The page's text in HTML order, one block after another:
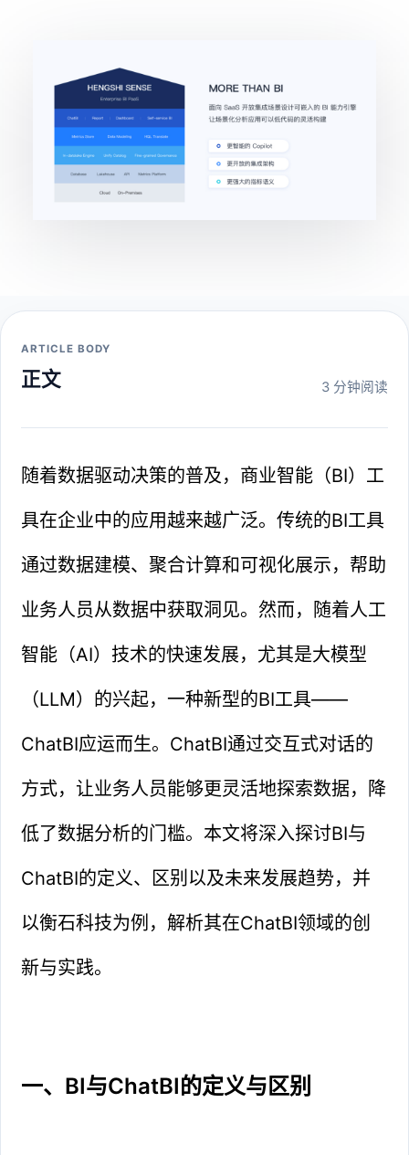
ARTICLE BODY
正文 3 分钟阅读
随着数据驱动决策的普及，商业智能（BI）工
具在企业中的应用越来越广泛。传统的BI工具
通过数据建模、聚合计算和可视化展示，帮助
业务人员从数据中获取洞见。然而，随着人工
智能（AI）技术的快速发展，尤其是大模型
（LLM）的兴起，一种新型的BI工具——
ChatBI应运而生。ChatBI通过交互式对话的
方式，让业务人员能够更灵活地探索数据，降
低了数据分析的门槛。本文将深入探讨BI与
ChatBI的定义、区别以及未来发展趋势，并
以衡石科技为例，解析其在ChatBI领域的创
新与实践。
一、BI与ChatBI的定义与区别